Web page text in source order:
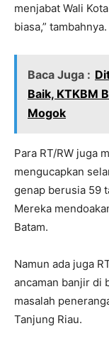
menjabat Wali
biasa,” tambahnya.
Baca Juga :
Baik, KTKBM
Mogok
Para RT/RW juga
mengucapkan
genap berusia 59
Mereka
Batam.
Namun ada juga
ancaman banjir di
masalah
Tanjung Riau.